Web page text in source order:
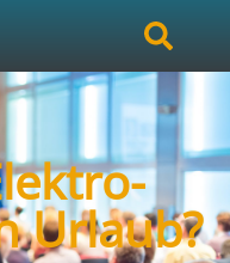
Urlaub?